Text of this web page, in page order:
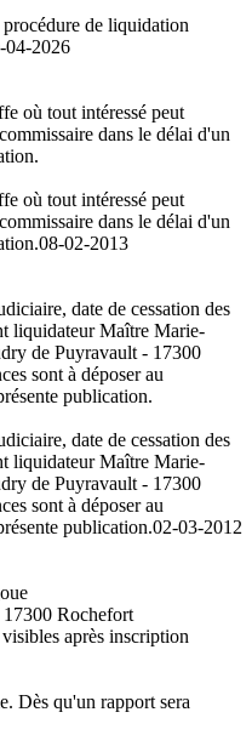
de liquidation
04-2026
où tout intéressé peut
dans le délai d'un
où tout intéressé peut
dans le délai d'un
08-02-2013
date de cessation des
liquidateur Maître Marie-
de Puyravault - 17300
sont à déposer au
publication.
date de cessation des
liquidateur Maître Marie-
de Puyravault - 17300
sont à déposer au
publication.02-03-2012
Rochefort
après inscription
Dès qu'un rapport sera